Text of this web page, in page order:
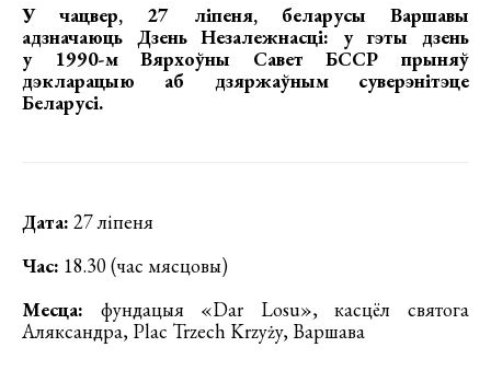
У чацвер, 27 ліпеня, беларусы Варшавы
адзначаюць
Дзень Незалежнасці: у гэты дзень
у 1990-м Вярхоўны Савет БССР прыняў
дэкларацыю аб дзяржаўным суверэнітэце
Беларусі.
Дата: 27 ліпеня
Час: 18.30 (час мясцовы)
Месца: фундацыя «Dar Losu», касцёл святога
Аляксандра, Plac Trzech Krzyży, Варшава